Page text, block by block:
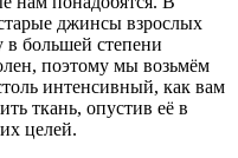
джинсы взрослых
в большей степени
поэтому мы возьмём
интенсивный, как вам
ткань, опустив её в
целей.